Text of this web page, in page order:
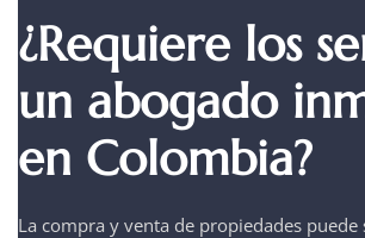
¿Requiere los
un abogado
en Colombia?
La compra y venta de propiedades